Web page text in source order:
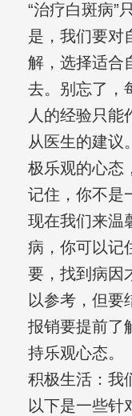
“治疗白斑病”
是，我们要对
解，选择适合
去。别忘了，
人的经验只能
从医生的建议
极乐观的心态
记住，你不是
现在我们来温
病，你可以记
要，找到病因
以参考，但要
报销要提前了
持乐观心态。
积极生活：我
以下是一些针